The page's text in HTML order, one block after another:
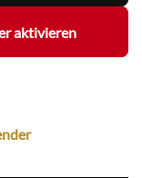
aktivieren